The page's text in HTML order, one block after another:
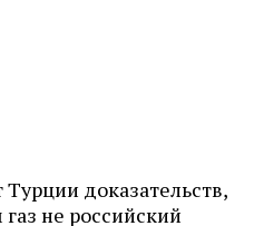
доказательств,
не российский